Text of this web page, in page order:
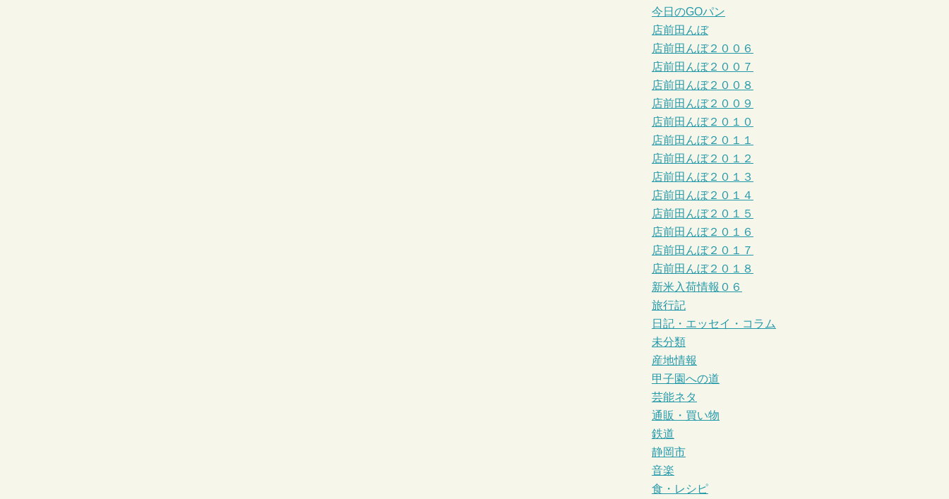
今日のGOパン
店前田んぼ
店前田んぼ２００６
店前田んぼ２００７
店前田んぼ２００８
店前田んぼ２００９
店前田んぼ２０１０
店前田んぼ２０１１
店前田んぼ２０１２
店前田んぼ２０１３
店前田んぼ２０１４
店前田んぼ２０１５
店前田んぼ２０１６
店前田んぼ２０１７
店前田んぼ２０１８
新米入荷情報０６
旅行記
日記・エッセイ・コラム
未分類
産地情報
甲子園への道
芸能ネタ
通販・買い物
鉄道
静岡市
音楽
食・レシピ